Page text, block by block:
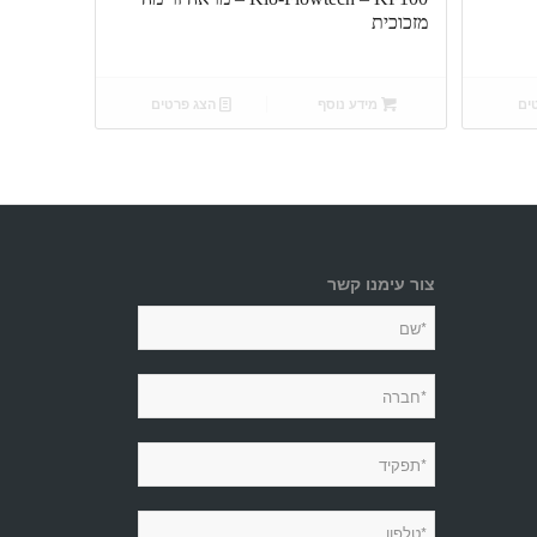
מזכוכית
מידע נוסף הצג פרטים
צור עימנו קשר